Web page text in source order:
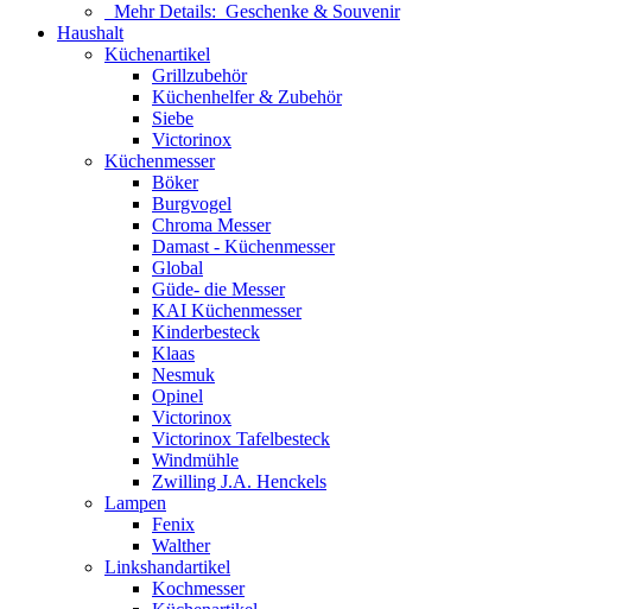
Mehr Details: Geschenke & Souvenir
Haushalt
Küchenartikel
Grillzubehör
Küchenhelfer & Zubehör
Siebe
Victorinox
Küchenmesser
Böker
Burgvogel
Chroma Messer
Damast - Küchenmesser
Global
Güde- die Messer
KAI Küchenmesser
Kinderbesteck
Klaas
Nesmuk
Opinel
Victorinox
Victorinox Tafelbesteck
Windmühle
Zwilling J.A. Henckels
Lampen
Fenix
Walther
Linkshandartikel
Kochmesser